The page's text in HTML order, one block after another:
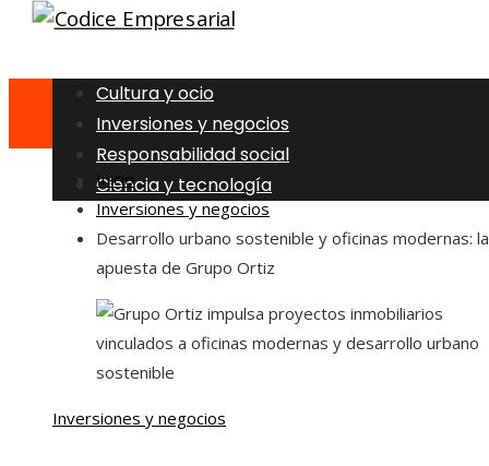
Cultura y ocio
Inversiones y negocios
Responsabilidad social
Ciencia y tecnología
Inicio
Inversiones y negocios
Desarrollo urbano sostenible y oficinas modernas: la
apuesta de Grupo Ortiz
Inversiones y negocios